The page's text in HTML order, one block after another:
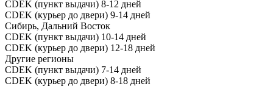
CDEK (пункт выдачи) 8-12 дней
CDEK (курьер до двери) 9-14 дней
Сибирь, Дальний Восток
CDEK (пункт выдачи) 10-14 дней
CDEK (курьер до двери) 12-18 дней
Другие регионы
CDEK (пункт выдачи) 7-14 дней
CDEK (курьер до двери) 8-18 дней